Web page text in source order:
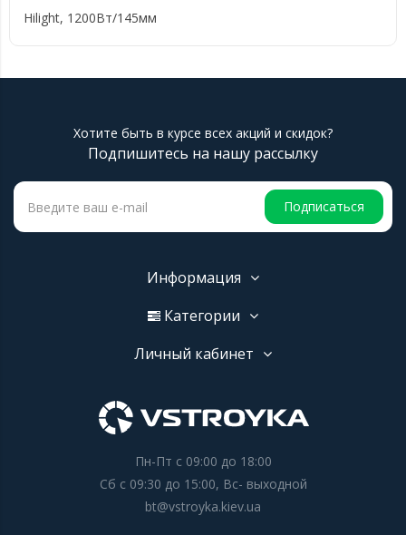
Hilight, 1200Вт/145мм
Хотите быть в курсе всех акций и скидок?
Подпишитесь на нашу рассылку
Подписаться
Информация
Категории
Личный кабинет
Пн-Пт с 09:00 до 18:00
Сб с 09:30 до 15:00, Вс- выходной
bt@vstroyka.kiev.ua